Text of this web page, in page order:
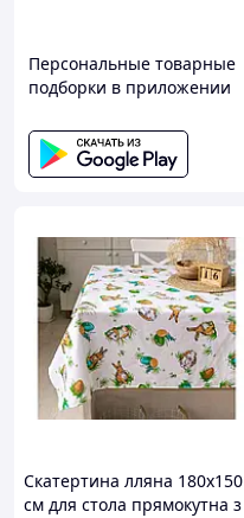
Персональные товарные
подборки в приложении
Скатертина лляна 180х150
см для стола прямокутна з